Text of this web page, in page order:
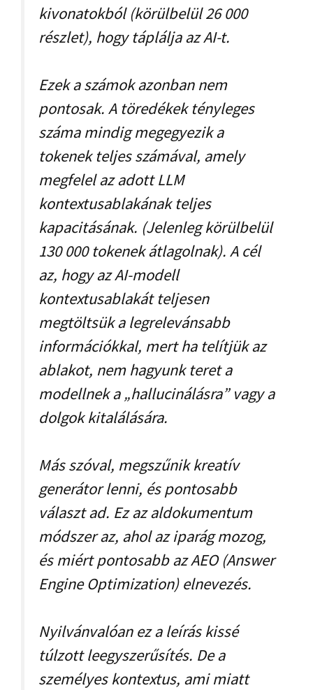
kivonatokból (körülbelül 26 000
részlet), hogy táplálja az AI-t.
Ezek a számok azonban nem
pontosak. A töredékek tényleges
száma mindig megegyezik a
tokenek teljes számával, amely
megfelel az adott LLM
kontextusablakának teljes
kapacitásának. (Jelenleg körülbelül
130 000 tokenek átlagolnak). A cél
az, hogy az AI-modell
kontextusablakát teljesen
megtöltsük a legrelevánsabb
információkkal, mert ha telítjük az
ablakot, nem hagyunk teret a
modellnek a „hallucinálásra” vagy a
dolgok kitalálására.
Más szóval, megszűnik kreatív
generátor lenni, és pontosabb
választ ad. Ez az aldokumentum
módszer az, ahol az iparág mozog,
és miért pontosabb az AEO (Answer
Engine Optimization) elnevezés.
Nyilvánvalóan ez a leírás kissé
túlzott leegyszerűsítés. De a
személyes kontextus, ami miatt